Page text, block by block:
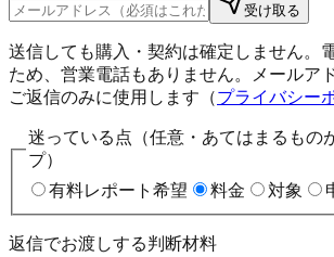
受け取る
送信しても購入・契約は確定しません。
ため、営業電話もありません。メールア
ご返信のみに使用します（プライバシー
迷っている点（任意・あてはまるもの
プ）
有料レポート希望
料金 対象
返信でお渡しする判断材料